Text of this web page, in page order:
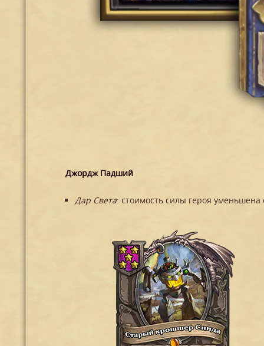
Джордж Падший
Дар Света: стоимость силы героя уменьшена